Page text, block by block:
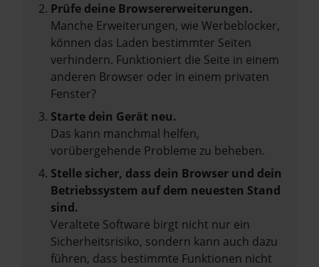
Prüfe deine Browsererweiterungen.
Manche Erweiterungen, wie Werbeblocker,
können das Laden bestimmter Seiten
verhindern. Funktioniert die Seite in einem
anderen Browser oder in einem privaten
Fenster?
Starte dein Gerät neu.
Das kann manchmal helfen,
vorübergehende Probleme zu beheben.
Stelle sicher, dass dein Browser und dein
Betriebssystem auf dem neuesten Stand
sind.
Veraltete Software birgt nicht nur ein
Sicherheitsrisiko, sondern kann auch dazu
führen, dass bestimmte Funktionen nicht